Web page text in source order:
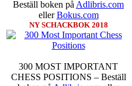
Beställ boken på Adlibris.com
ellerBokus.com
NY SCHACKBOK 2018
300 MOST IMPORTANT
CHESS POSITIONS – Beställ